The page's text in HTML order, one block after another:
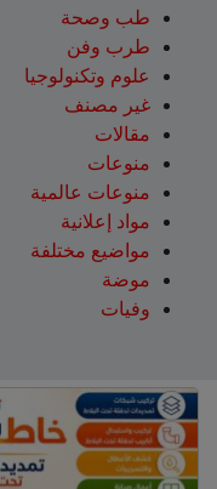
طب وصحة
طرب وفن
علوم وتكنولوجيا
غير مصنف
مقالات
منوعات
منوعات عالمية
مواد إعلانية
مواضيع مختلفة
موضة
وفيات